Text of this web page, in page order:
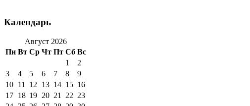
Календарь
Август 2026
Пн Вт Ср Чт Пт Сб Вс
1
2
3
4 5 6 7 8
9
10 11 12 13 14 15 16
17 18 19 20 21 22 23